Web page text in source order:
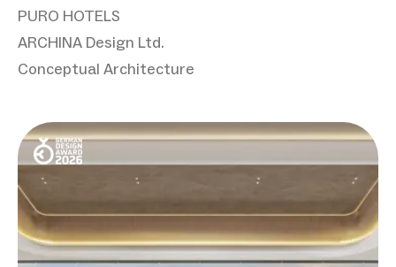
PURO HOTELS
ARCHINA Design Ltd.
Conceptual Architecture